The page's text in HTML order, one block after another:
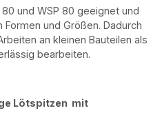
und WSP 80 geeignet und
und Größen. Dadurch
an kleinen Bauteilen als
bearbeiten.
Lötspitzen mit